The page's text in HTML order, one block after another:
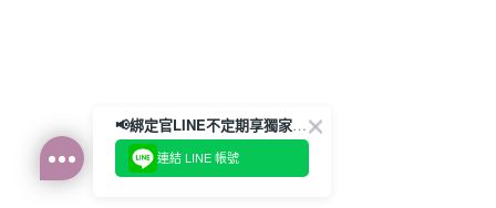
📢綁定官LINE不定期享獨家優惠券
連結 LINE 帳號